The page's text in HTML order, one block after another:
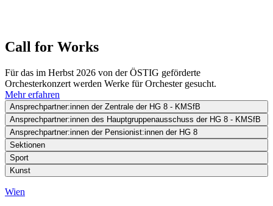
Call for Works
Für das im Herbst 2026 von der ÖSTIG geförderte
Orchesterkonzert werden Werke für Orchester gesucht.
Mehr erfahren
Ansprechpartner:innen der Zentrale der HG 8 - KMSfB
Ansprechpartner:innen des Hauptgruppenausschuss der HG 8 - KMSfB
Ansprechpartner:innen der Pensionist:innen der HG 8
Sektionen
Sport
Kunst
Wien